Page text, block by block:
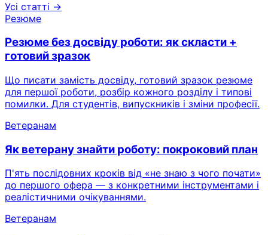
Усі статті →
Резюме
Резюме без досвіду роботи: як скласти +
готовий зразок
Що писати замість досвіду, готовий зразок резюме
для першої роботи, розбір кожного розділу і типові
помилки. Для студентів, випускників і зміни професії.
Ветеранам
Як ветерану знайти роботу: покроковий план
П'ять послідовних кроків від «не знаю з чого почати»
до першого офера — з конкретними інструментами і
реалістичними очікуваннями.
Ветеранам